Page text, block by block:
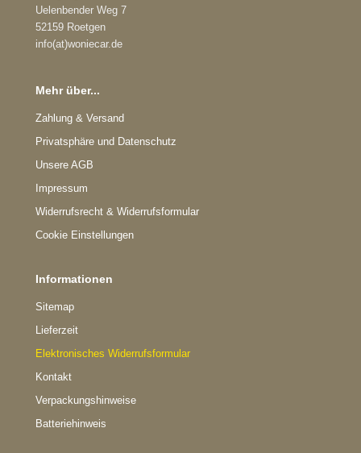
Uelenbender Weg 7
52159 Roetgen
info(at)woniecar.de
Mehr über...
Zahlung & Versand
Privatsphäre und Datenschutz
Unsere AGB
Impressum
Widerrufsrecht & Widerrufsformular
Cookie Einstellungen
Informationen
Sitemap
Lieferzeit
Elektronisches Widerrufsformular
Kontakt
Verpackungshinweise
Batteriehinweis